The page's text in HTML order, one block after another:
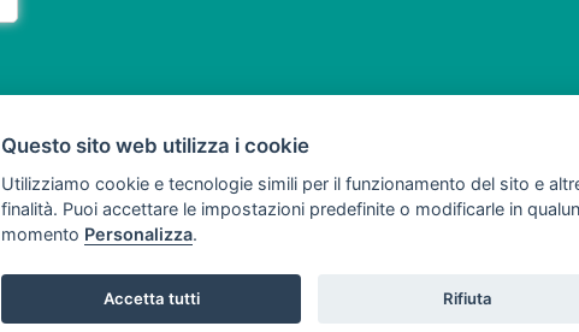
Copyright © 2008 -SVILUPPO TURISMO ITALIA S.r.L. unipersonale
Via A. Costa, 2 - 63822 Porto San Giorgio
Questo sito web utilizza i cookie
Utilizziamo cookie e tecnologie simili per il funzionamento del sito e
finalità. Puoi accettare le impostazioni predefinite o modificarle in
momento Personalizza.
Accetta tutti Rifiuta